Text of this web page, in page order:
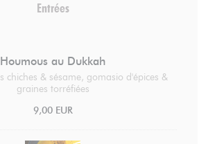
Entrées
Houmous au Dukkah
chiches & sésame, gomasio d'épices &
graines torréfiées
9,00 EUR